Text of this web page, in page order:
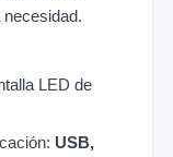
LED de
USB,